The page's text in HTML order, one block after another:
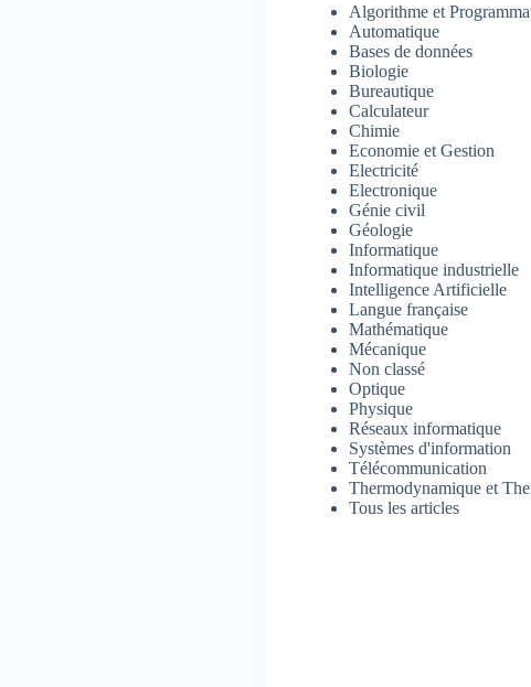
Algorithme et
Automatique
Bases de données
Biologie
Bureautique
Calculateur
Chimie
Economie et Gestion
Electricité
Electronique
Génie civil
Géologie
Informatique
Informatique industrielle
Intelligence Artificielle
Langue française
Mathématique
Mécanique
Non classé
Optique
Physique
Réseaux informatique
Systèmes d'information
Télécommunication
Thermodynamique et
Tous les articles